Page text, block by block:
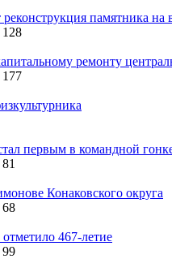
памятника на
128
ремонту
177
первым в командной
81
Конаковского округа
68
467-летие
99